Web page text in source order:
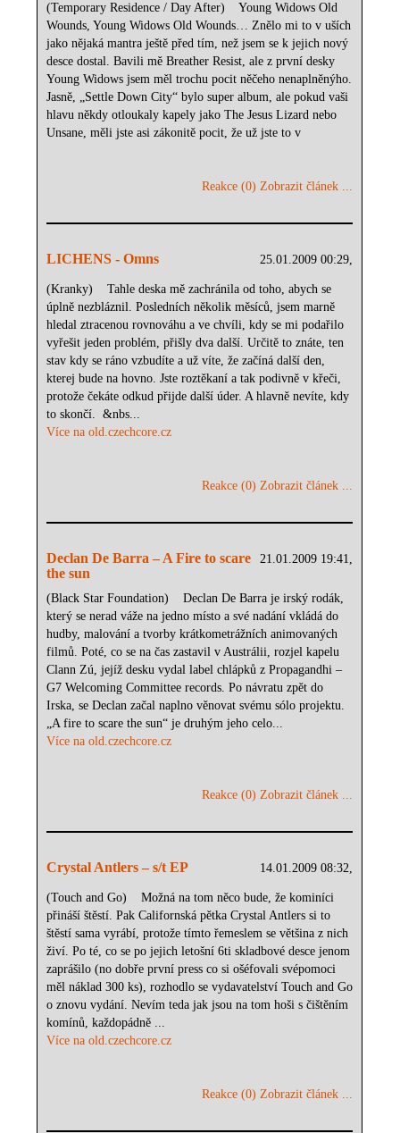
(Temporary Residence / Day After) Young Widows Old
Wounds, Young Widows Old Wounds… Znělo mi to v uších
jako nějaká mantra ještě před tím, než jsem se k jejich nový
desce dostal. Bavili mě Breather Resist, ale z první desky
Young Widows jsem měl trochu pocit něčeho nenaplněnýho.
Jasně, „Settle Down City“ bylo super album, ale pokud vaši
hlavu někdy otloukaly kapely jako The Jesus Lizard nebo
Unsane, měli jste asi zákonitě pocit, že už jste to v
Reakce (0) Zobrazit článek ...
25.01.2009 00:29,
LICHENS - Omns
(Kranky) Tahle deska mě zachránila od toho, abych se
úplně nezbláznil. Posledních několik měsíců, jsem marně
hledal ztracenou rovnováhu a ve chvíli, kdy se mi podařilo
vyřešit jeden problém, přišly dva další. Určitě to znáte, ten
stav kdy se ráno vzbudíte a už víte, že začíná další den,
kterej bude na hovno. Jste roztěkaní a tak podivně v křeči,
protože čekáte odkud přijde další úder. A hlavně nevíte, kdy
to skončí. &nbs...
Více na old.czechcore.cz
Reakce (0) Zobrazit článek ...
21.01.2009 19:41,
Declan De Barra – A Fire to scare
the sun
(Black Star Foundation) Declan De Barra je irský rodák,
který se nerad váže na jedno místo a své nadání vkládá do
hudby, malování a tvorby krátkometrážních animovaných
filmů. Poté, co se na čas zastavil v Austrálii, rozjel kapelu
Clann Zú, jejíž desku vydal label chlápků z Propagandhi –
G7 Welcoming Committee records. Po návratu zpět do
Irska, se Declan začal naplno věnovat svému sólo projektu.
„A fire to scare the sun“ je druhým jeho celo...
Více na old.czechcore.cz
Reakce (0) Zobrazit článek ...
14.01.2009 08:32,
Crystal Antlers – s/t EP
(Touch and Go) Možná na tom něco bude, že kominíci
přináší štěstí. Pak Californská pětka Crystal Antlers si to
štěstí sama vyrábí, protože tímto řemeslem se většina z nich
živí. Po té, co se po jejich letošní 6ti skladbové desce jenom
zaprášilo (no dobře první press co si ošéfovali svépomoci
měl náklad 300 ks), rozhodlo se vydavatelství Touch and Go
o znovu vydání. Nevím teda jak jsou na tom hoši s čištěním
komínů, každopádně ...
Více na old.czechcore.cz
Reakce (0) Zobrazit článek ...